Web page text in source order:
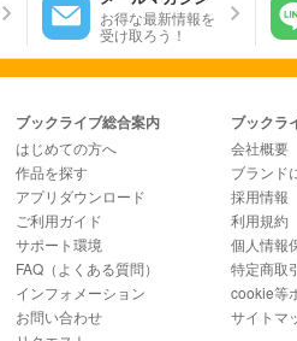
お得な最新情報を
受け取ろう！
ブックライブ総合案内
はじめての方へ
作品を探す
アプリダウンロード
ご利用ガイド
サポート環境
FAQ（よくある質問）
インフォメーション
お問い合わせ
ブックラ
会社概要
ブランド
採用情報
利用規約
個人情報
特定商取
cookie等
サイトマ